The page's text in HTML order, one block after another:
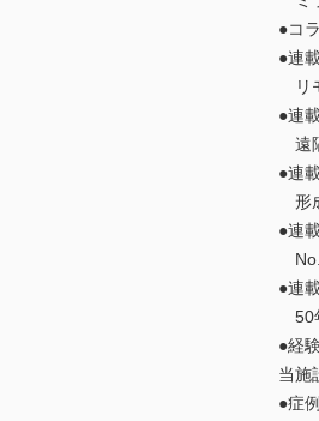
●コ
●連
リ
●連
遠
●連
形
●連
●連
50
●経
当施
●症例